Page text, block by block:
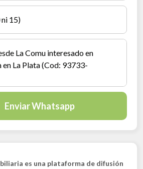
Enviar Whatsapp
es una plataforma de difusión